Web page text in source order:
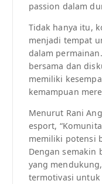
passion dalam
Tidak hanya itu,
menjadi tempat
dalam
bersama dan
memiliki
kemampuan
Menurut Rani
esport,
memiliki potensi
Dengan semakin
yang
termotivasi